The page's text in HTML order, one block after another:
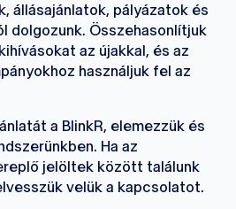
állásajánlatok, pályázatok és
dolgozunk. Összehasonlítjuk
az újakkal, és az
használjuk fel az
a BlinkR, elemezzük és
Ha az
jelöltek között találunk
velük a kapcsolatot.